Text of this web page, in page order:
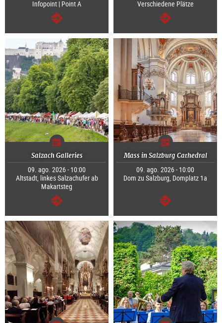
Infopoint | Point A
continuar
Verschiedene Plätze
continuar
Salzach Galleries
09. ago. 2026 - 10:00
Altstadt, linkes Salzachufer ab
Makartsteg
continuar
Mass in Salzburg Cathedral
09. ago. 2026 - 10:00
Dom zu Salzburg, Domplatz 1a
continuar